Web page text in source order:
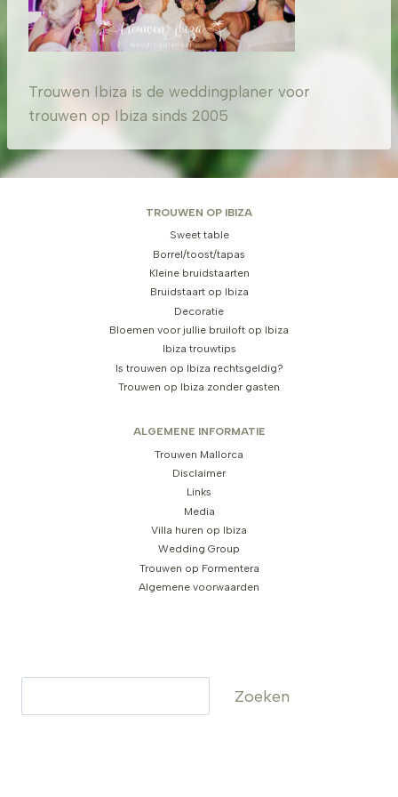
Trouwen Ibiza is de weddingplaner voor
trouwen op Ibiza sinds 2005
TROUWEN OP IBIZA
Sweet table
Borrel/toost/tapas
Kleine bruidstaarten
Bruidstaart op Ibiza
Decoratie
Bloemen voor jullie bruiloft op Ibiza
Ibiza trouwtips
Is trouwen op Ibiza rechtsgeldig?
Trouwen op Ibiza zonder gasten
ALGEMENE INFORMATIE
Trouwen Mallorca
Disclaimer
Links
Media
Villa huren op Ibiza
Wedding Group
Trouwen op Formentera
Algemene voorwaarden
Zoeken